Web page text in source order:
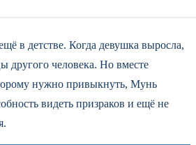
в детстве. Когда девушка выросла,
другого человека. Но вместе
нужно привыкнуть, Мунь
видеть призраков и ещё не